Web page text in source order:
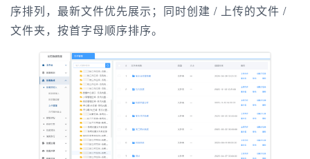
序排列，最新文件优先展示；同时创建 / 上传的文件 /
文件夹，按首字母顺序排序。